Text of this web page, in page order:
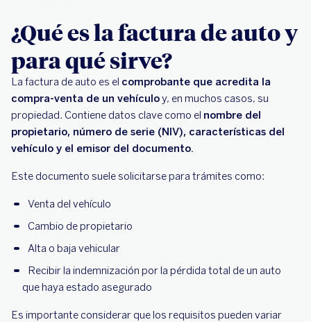
¿Qué hacer si fue robo de la factura del
auto?
¿Qué hacer si fue extravío de la factura del
auto?
¿Cómo recuperar una factura de auto si
compraste en agencia o con financiera?
¿Cómo recuperar una factura de auto si es
electrónica?
¿Cómo protegerte mientras recuperas la
Asegura tu auto después de recuperar tu
¿Qué es la factura de auto y
para qué sirve?
La factura de auto es el comprobante que acredita la
compra-venta de un vehículoy, en muchos casos, su
propiedad. Contiene datos clave como el nombre del
propietario, número de serie (NIV), características del
vehículo y el emisor del documento.
Este documento suele solicitarse para trámites como:
Venta del vehículo
Cambio de propietario
Alta o baja vehicular
Recibir la indemnización por la pérdida total de un auto
que haya estado asegurado
Es importante considerar que los requisitos pueden variar